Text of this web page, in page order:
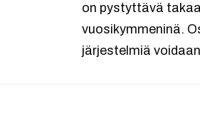
on pystyttävä
vuosikymmeninä.
järjestelmiä